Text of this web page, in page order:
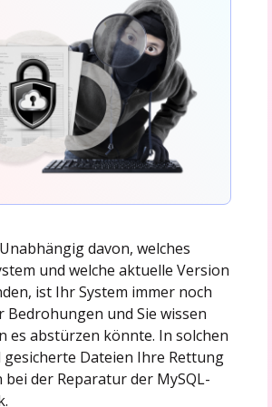
Unabhängig davon, welches
und welche aktuelle Version
ist Ihr System immer noch
Bedrohungen und Sie wissen
es abstürzen könnte. In solchen
gesicherte Dateien Ihre Rettung
bei der Reparatur der MySQL-